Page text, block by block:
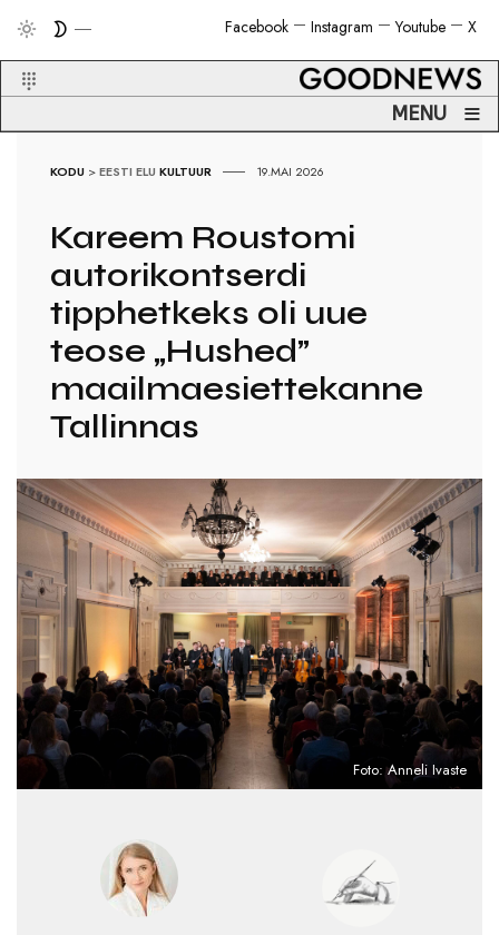
X
Youtube
Instagram
Facebook
MENU ≡
KODU >EESTI ELU KULTUUR 19.MAI 2026
Kareem Roustomi
autorikontserdi
tipphetkeks oli uue
teose „Hushed”
maailmaesiettekanne
Tallinnas
Foto: Anneli Ivaste